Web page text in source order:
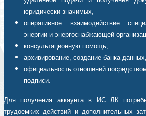
юридически значимых,
оперативное взаимодействие
энергии и энергоснабжающей
консультационную помощь,
архивирование, создание банка данных,
официальность отношений
подписи.
Для получения аккаунта в ИС ЛК
трудоемких действий и дополнительных